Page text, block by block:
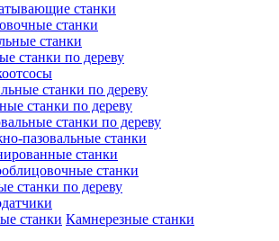
станки
станки
станки
станки по дереву
станки по дереву
станки по дереву
станки по дереву
пазовальные станки
станки
станки
станки по дереву
Камнерезные станки